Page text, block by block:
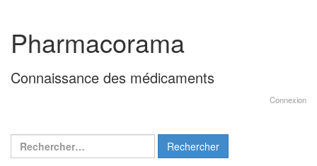
contenu
menu
principal
Pharmacorama
Connaissance des médicaments
Connexion
Rechercher :